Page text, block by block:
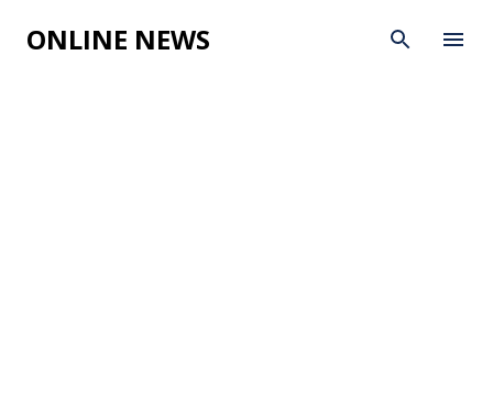
Skip to main content
ONLINE NEWS